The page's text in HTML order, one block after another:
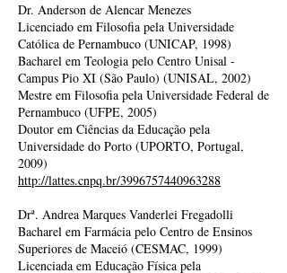
Dr. Anderson de Alencar Menezes
Licenciado em Filosofia pela Universidade
Católica de Pernambuco (UNICAP, 1998)
Bacharel em Teologia pelo Centro Unisal -
Campus Pio XI (São Paulo) (UNISAL, 2002)
Mestre em Filosofia pela Universidade Federal de
Pernambuco (UFPE, 2005)
Doutor em Ciências da Educação pela
Universidade do Porto (UPORTO, Portugal,
2009)
http://lattes.cnpq.br/3996757440963288
Drª. Andrea Marques Vanderlei Fregadolli
Bacharel em Farmácia pelo Centro de Ensinos
Superiores de Maceió (CESMAC, 1999)
Licenciada em Educação Física pela